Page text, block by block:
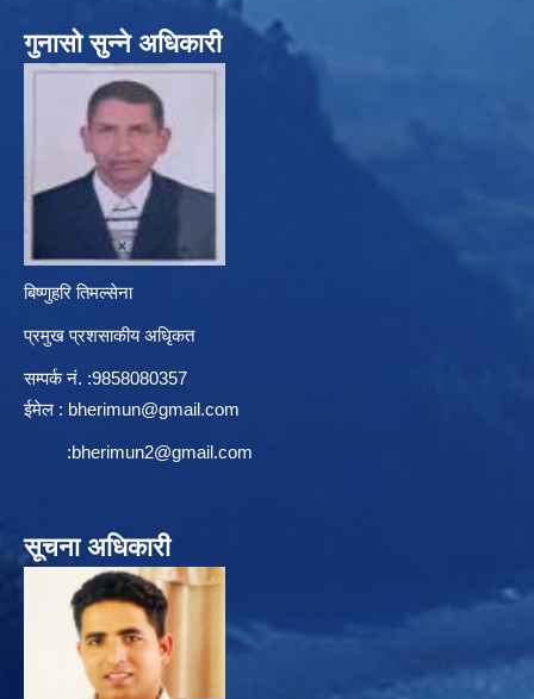
गुनासो सुन्ने अधिकारी
बिष्णुहरि तिमल्सेना
प्रमुख प्रशसाकीय अधिृकत
सम्पर्क न‌ं. :9858080357
ईमेल : bherimun@gmail.com
:bherimun2@gmail.com
सूचना अधिकारी